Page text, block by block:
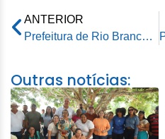
ANTERIOR
Prefeitura de Rio Branco e Governo do Estado firmam parceria para ampliar acesso à água com perfuração de poços artesianos
Outras notícias: